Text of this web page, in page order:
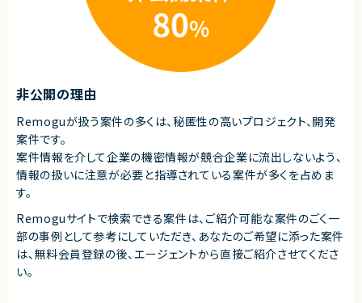
★ 設計〜実装・テスト・保守まで一貫して携われるため、PHPエンジニアと
しての総合力を高められます
★ LaravelなどモダンなPHPフレームワークを活用したチーム開発で、実践
的な開発経験を積めます
★ 既存改修から新規開発まで幅広く関われるため、長期的に安定して参画
株式会社LASSIC
・地方からのご参画OKです！
・社会保障費中心のマーケット多くの予算が割かれており、社会からの多様
・世界的に見ても未開拓な部分が多い領域であり、世界に対して日本発信で
・ユーザーヒアリングやモックをベースにした仮説検証が非常にやりやすく、
また現場の声をプロダクトに反映できる環境でもあります！
非公開の理由
Remoguが扱う案件の多くは、秘匿性の高いプロジェクト、開発
案件です。
案件情報を介して企業の機密情報が競合企業に流出しないよう、
情報の扱いに注意が必要と指導されている案件が多くを占めま
す。
Remoguサイトで検索できる案件は、ご紹介可能な案件のごく一
部の事例として参考にしていただき、 あなたのご希望に添った案件
は、無料会員登録の後、エージェントから直接ご紹介させてくださ
い。